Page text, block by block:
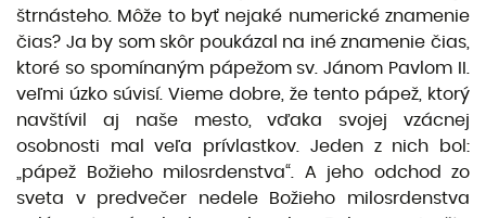
štrnásteho. Môže to byť nejaké numerické znamenie
čias? Ja by som skôr poukázal na iné znamenie čias,
ktoré so spomínaným pápežom sv. Jánom Pavlom II.
veľmi úzko súvisí. Vieme dobre, že tento pápež, ktorý
navštívil aj naše mesto, vďaka svojej vzácnej
osobnosti mal veľa prívlastkov. Jeden z nich bol:
„pápež Božieho milosrdenstva“. A jeho odchod zo
sveta v predvečer nedele Božieho milosrdenstva